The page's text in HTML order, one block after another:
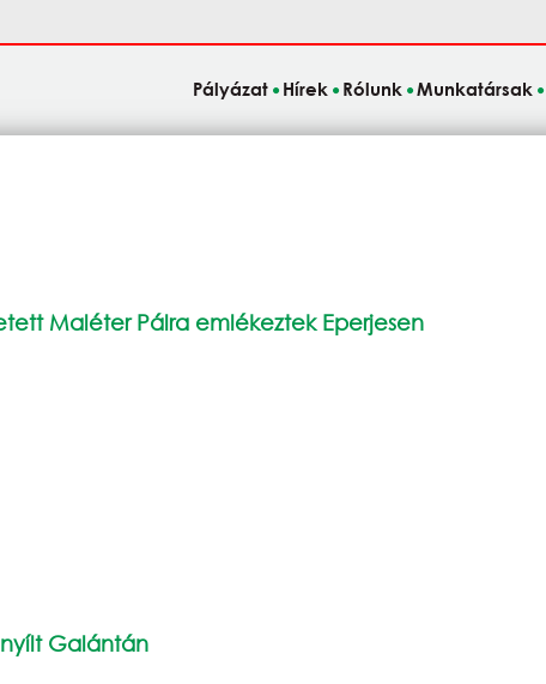
Pályázat Hírek Rólunk Munkatársak
Maléter Pálra emlékeztek Eperjesen
nyílt Galántán